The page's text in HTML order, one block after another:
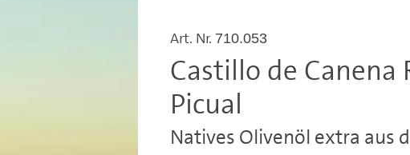
Art. Nr. 710.053
Castillo de Canena
Picual
Natives Olivenöl extra aus